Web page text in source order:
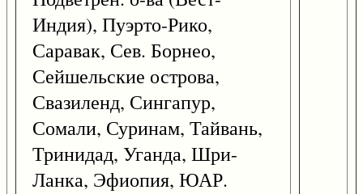
Индия), Пуэрто-Рико,
Саравак, Сев. Борнео,
Сейшельские острова,
Свазиленд, Сингапур,
Сомали, Суринам, Тайвань,
Тринидад, Уганда, Шри-
Ланка, Эфиопия, ЮАР.